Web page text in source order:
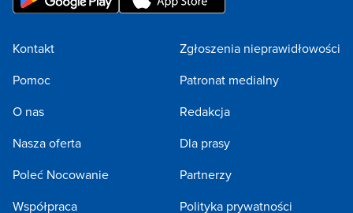
Kontakt
Pomoc
O nas
Nasza oferta
Poleć Nocowanie
Współpraca
Zgłoszenia nieprawidłowości
Patronat medialny
Redakcja
Dla prasy
Partnerzy
Polityka prywatności